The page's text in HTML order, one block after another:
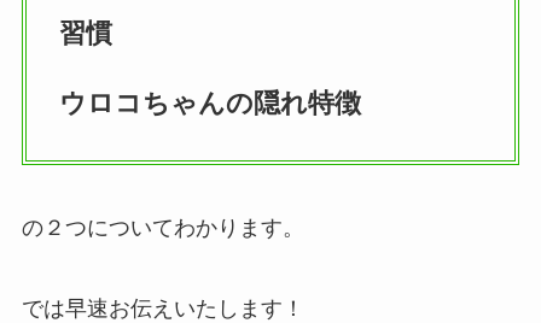
習慣
ウロコちゃんの隠れ特徴
の２つについてわかります。
では早速お伝えいたします！